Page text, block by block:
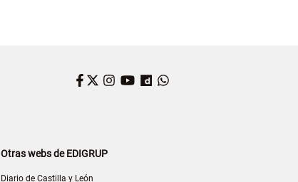
Facebook
Twitter
Instagram
YouTube
Dailymotion
Otras webs de EDIGRUP
Diario de Castilla y León